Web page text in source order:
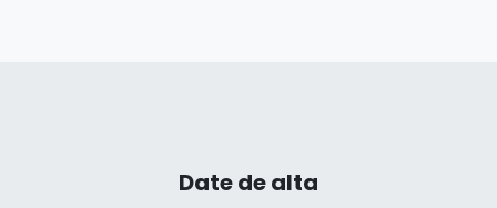
Date de alta